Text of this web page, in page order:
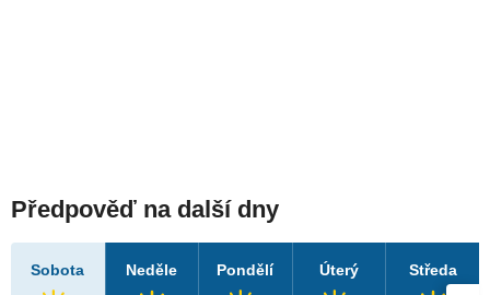
Předpověď na další dny
Sobota Neděle Pondělí Úterý Středa